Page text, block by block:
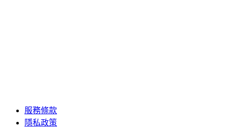
服務條款
隱私政策